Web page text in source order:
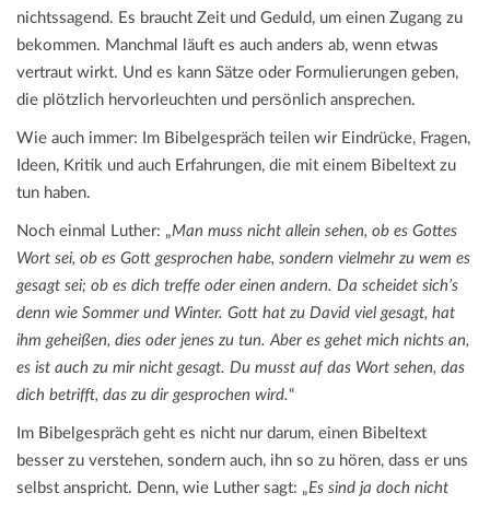
nichtssagend. Es braucht Zeit und Geduld, um einen Zugang zu
bekommen. Manchmal läuft es auch anders ab, wenn etwas
vertraut wirkt. Und es kann Sätze oder Formulierungen geben,
die plötzlich hervorleuchten und persönlich ansprechen.
Wie auch immer: Im Bibelgespräch teilen wir Eindrücke, Fragen,
Ideen, Kritik und auch Erfahrungen, die mit einem Bibeltext zu
tun haben.
Noch einmal Luther: „Man muss nicht allein sehen, ob es Gottes
Wort sei, ob es Gott gesprochen habe, sondern vielmehr zu wem es
gesagt sei; ob es dich treffe oder einen andern. Da scheidet sich’s
denn wie Sommer und Winter. Gott hat zu David viel gesagt, hat
ihm geheißen, dies oder jenes zu tun. Aber es gehet mich nichts an,
es ist auch zu mir nicht gesagt. Du musst auf das Wort sehen, das
dich betrifft, das zu dir gesprochen wird.“
Im Bibelgespräch geht es nicht nur darum, einen Bibeltext
besser zu verstehen, sondern auch, ihn so zu hören, dass er uns
selbst anspricht. Denn, wie Luther sagt: „Es sind ja doch nicht